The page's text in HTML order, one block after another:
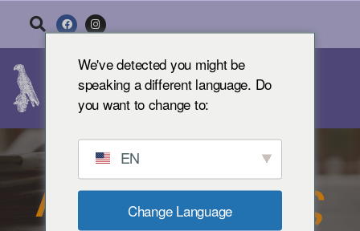
Ανακοινώσεις
We've detected you might be
speaking a different language. Do
you want to change to:
EN
Change Language